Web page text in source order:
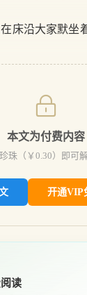
沿大家默坐
本文为付费内容
珍珠（￥ 0.30）即可
开通VIP
读